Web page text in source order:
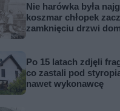
Nie harówka była
koszmar chłopek
zamknięciu drzwi
Po 15 latach zdjęli
co zastali pod
nawet wykonawcę